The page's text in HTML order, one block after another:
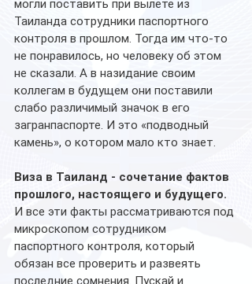
могли поставить при вылете из
Таиланда сотрудники паспортного
контроля в прошлом. Тогда им что-то
не понравилось, но человеку об этом
не сказали. А в назидание своим
коллегам в будущем они поставили
слабо различимый значок в его
загранпаспорте. И это «подводный
камень», о котором мало кто знает.
Виза в Таиланд - сочетание фактов
прошлого, настоящего и будущего.
И все эти факты рассматриваются под
микроскопом сотрудником
паспортного контроля, который
обязан все проверить и развеять
последние сомнения. Пускай и